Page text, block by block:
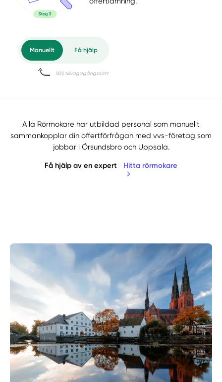
Få hjälp
Välj tillvägagångssätt
Alla Rörmokare har utbildad personal som manuellt
sammankopplar din offertförfrågan med vvs-företag som
jobbar i Örsundsbro och Uppsala.
Få hjälp av en expert Hitta rörmokare